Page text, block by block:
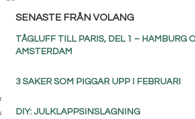
SENASTE FRÅN VOLANG
TÅGLUFF TILL PARIS, DEL 1 – HAMBURG
AMSTERDAM
3 SAKER SOM PIGGAR UPP I FEBRUARI
DIY: JULKLAPPSINSLAGNING